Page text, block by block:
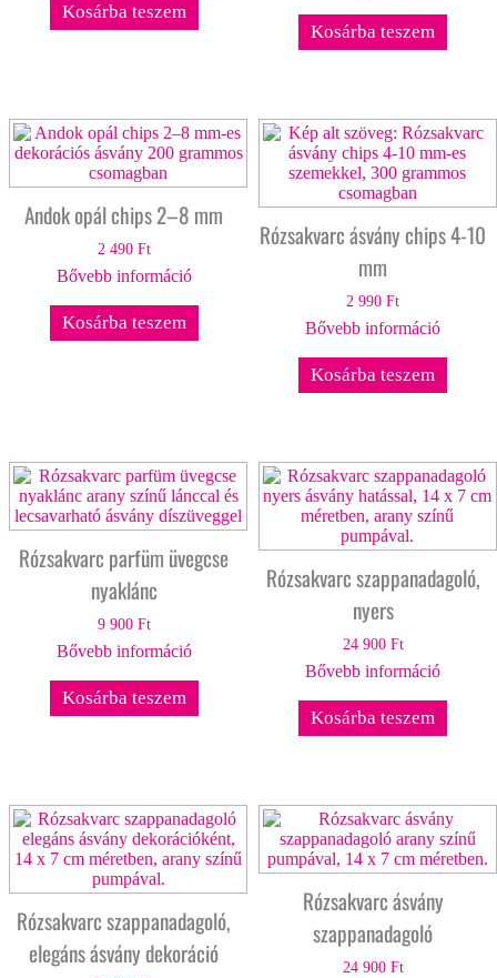
Kosárba teszem
Kosárba teszem
Andok opál chips 2–8 mm
2 490 Ft
Bővebb információ
Kosárba teszem
Rózsakvarc ásvány chips 4-10
mm
2 990Ft
Bővebb információ
Kosárba teszem
Rózsakvarc parfüm üvegcse
nyaklánc
9 900 Ft
Bővebb információ
Kosárba teszem
Rózsakvarc szappanadagoló,
nyers
24 900 Ft
Bővebb információ
Kosárba teszem
Rózsakvarc szappanadagoló,
elegáns ásvány dekoráció
Rózsakvarc ásvány
szappanadagoló
24 900 Ft